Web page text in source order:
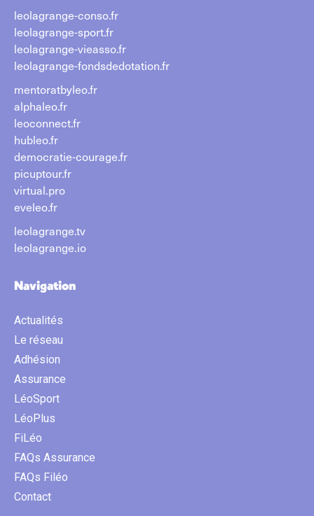
leolagrange-conso.fr
leolagrange-sport.fr
leolagrange-vieasso.fr
leolagrange-fondsdedotation.fr
mentoratbyleo.fr
alphaleo.fr
leoconnect.fr
hubleo.fr
democratie-courage.fr
picuptour.fr
virtual.pro
eveleo.fr
leolagrange.tv
leolagrange.io
Navigation
Actualités
Le réseau
Adhésion
Assurance
LéoSport
LéoPlus
FiLéo
FAQs Assurance
FAQs Filéo
Contact